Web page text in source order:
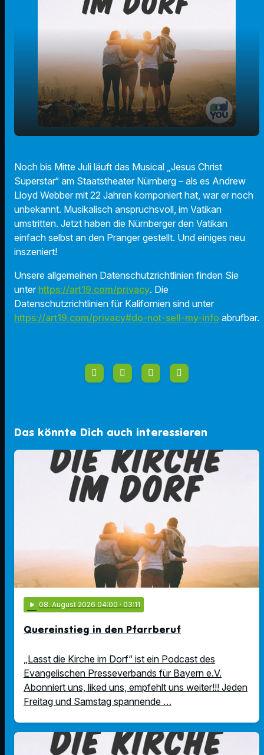
play_arrow Nürnberg
00:00 03:21
Noch bis Mitte Juli läuft das Musical „Jesus Christ
Superstar“ am Staatstheater Nürnberg – als es Andrew
Lloyd Webber mit 22 Jahren komponiert hat, war er noch
unbekannt. Musikalisch anspruchsvoll, im Vatikan
umstritten. Jetzt haben die Nürnberger den Vatikan
einfach selbst an den Pranger gestellt. Und einiges neu
inszeniert!
Unsere allgemeinen Datenschutzrichtlinien finden Sie
unter https://art19.com/privacy. Die
Datenschutzrichtlinien für Kalifornien sind unter
https://art19.com/privacy#do-not-sell-my-info abrufbar.
Das könnte Dich auch interessieren
play_arrow 08. August 2026 04:00 · 03:11
Quereinstieg in den Pfarrberuf
„Lasst die Kirche im Dorf“ ist ein Podcast des
Evangelischen Presseverbands für Bayern e.V.
Abonniert uns, liked uns, empfehlt uns weiter!!! Jeden
Freitag und Samstag spannende …